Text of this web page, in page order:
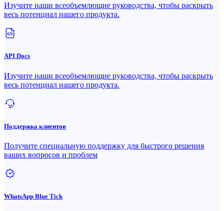
Изучите наши всеобъемлющие руководства, чтобы раскрыть
весь потенциал нашего продукта.
API Docs
Изучите наши всеобъемлющие руководства, чтобы раскрыть
весь потенциал нашего продукта.
Поддержка клиентов
Получите специальную поддержку для быстрого решения
ваших вопросов и проблем
WhatsApp Blue Tick